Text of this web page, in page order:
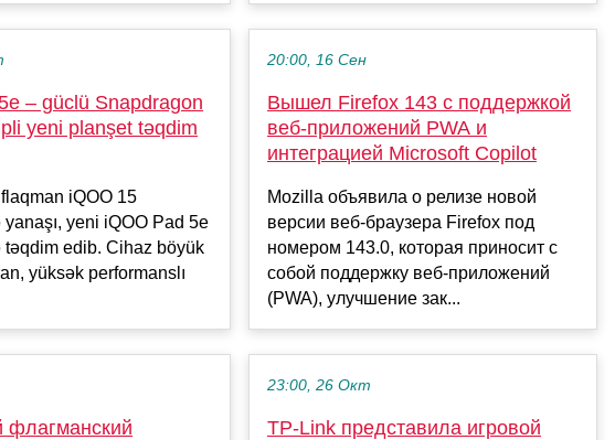
– güclü Snapdragon
yeni planşet təqdim
iQOO 15
yeni iQOO Pad 5e
təqdim edib. Cihaz böyük
yüksək performanslı
флагманский
20:00, 16 Сен
Вышел Firefox 143 с поддержкой
веб-приложений PWA и
интеграцией Microsoft Copilot
Mozilla объявила о релизе новой
версии веб-браузера Firefox под
номером 143.0, которая приносит с
собой поддержку веб-приложений
(PWA), улучшение зак...
23:00, 26 Окт
TP-Link представила игровой